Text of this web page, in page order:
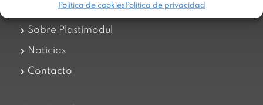
Política de cookies Política de privacidad
Trabaja con nosotros
Sobre Plastimodul
Noticias
Contacto